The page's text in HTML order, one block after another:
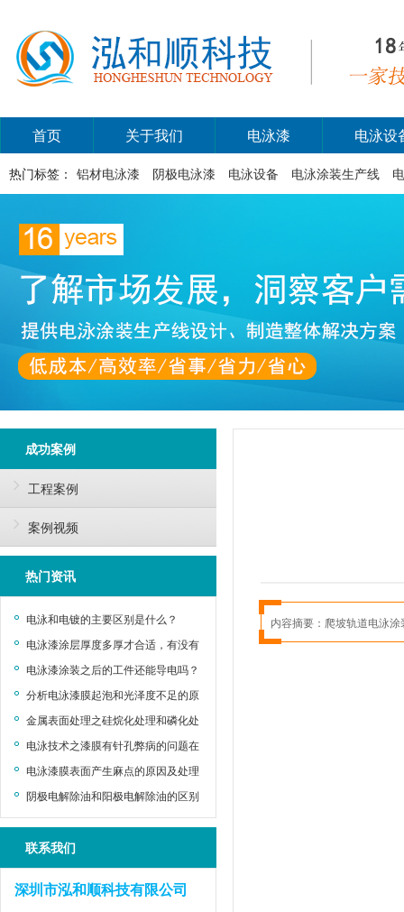
首页 关于我们 电泳漆 电泳设
热门标签： 铝材电泳漆 阴极电泳漆 电泳设备 电泳涂装生产线
成功案例
工程案例
案例视频
热门资讯
电泳和电镀的主要区别是什么？
电泳漆涂层厚度多厚才合适，有没有
什么标准?
电泳漆涂装之后的工件还能导电吗？
分析电泳漆膜起泡和光泽度不足的原
因及处理方法
金属表面处理之硅烷化处理和磷化处
理的优劣对比
电泳技术之漆膜有针孔弊病的问题在
哪里？
电泳漆膜表面产生麻点的原因及处理
方法阴极电解除油和阳极电解除油的区别
是什么？
联系我们
深圳市泓和顺科技有限公司
内容摘要： 爬坡轨道电泳